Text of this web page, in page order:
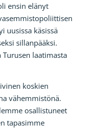
ensin elänyt
uusissa käsissä
sillanpääksi.
laatimasta
koskien
vähemmistönä.
osallistuneet
tapasimme